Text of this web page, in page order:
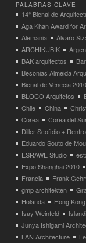
PALABRAS CLAVE
14° Bienal de
Aga Khan Award for
Alemania
Álvaro
ARCHIKUBIK
BAK arquitectos
Besonias Almeida
Bienal de Venecia 2010
BLOCO Arquitetos
Chile
China
Corea
Corea del
Diller Scofidio + Renfro
Eduardo Souto de
ESRAWE Studio
Expo Shanghai 2010
Francia
Frank
gmp architekten
Holanda
Hong Kong
Isay Weinfeld
Junya Ishigami
LAN Architecture